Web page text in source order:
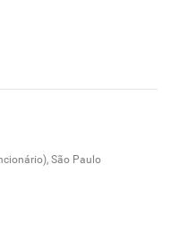
São Paulo